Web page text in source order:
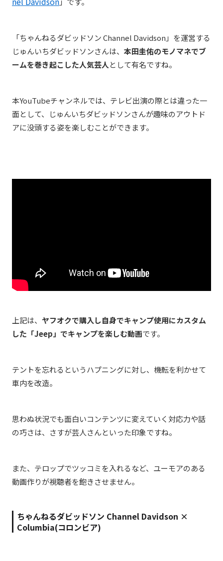
「ちゃんねるダビッドソン Channel Davidson」を運営する
じゅんいちダビッドソンさんは、 本田圭佑のモノマネでブ
ームを巻き起こした人気芸人として有名ですね。
本YouTubeチャンネルでは、テレビ出演の際とは違った一
面として、じゅんいちダビッドソンさんが趣味のアウトド
アに没頭する姿を楽しむことができます。
上記は、 ヤフオクで購入し自身でキャンプ使用にカスタム
した「Jeep」でキャンプを楽しむ動画です。
テントを忘れるというハプニングに対し、機転を利かせて
車内を改造。
思わぬ状況でも面白いコンテンツに変えていく対応力や話
の巧さは、さすが芸人さんといった印象ですね。
また、テロップでツッコミを入れるなど、ユーモアのある
動画作りが視聴者を飽きさせません。
ちゃんねるダビッドソン Channel Davidson ×
Columbia(コロンビア)